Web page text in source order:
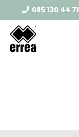
085 130 44 71